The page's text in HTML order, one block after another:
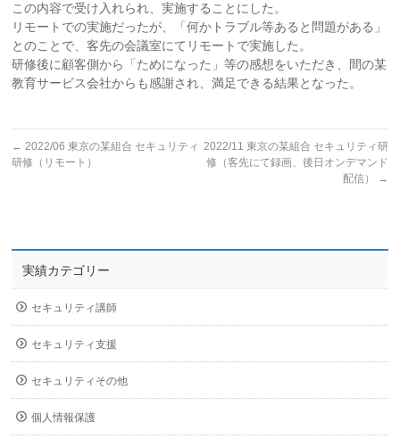
この内容で受け入れられ、実施することにした。
リモートでの実施だったが、「何かトラブル等あると問題がある」
とのことで、客先の会議室にてリモートで実施した。
研修後に顧客側から「ためになった」等の感想をいただき、間の某
教育サービス会社からも感謝され、満足できる結果となった。
← 2022/06 東京の某組合 セキュリティ
研修（リモート）
2022/11 東京の某組合 セキュリティ研
修（客先にて録画、後日オンデマンド
配信）
→
実績カテゴリー
セキュリティ講師
セキュリティ支援
セキュリティその他
個人情報保護